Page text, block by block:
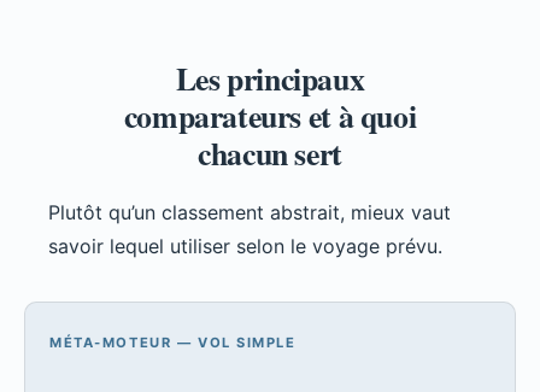
Les principaux
comparateurs et à quoi
chacun sert
Plutôt qu’un classement abstrait, mieux vaut
savoir lequel utiliser selon le voyage prévu.
MÉTA-MOTEUR — VOL SIMPLE